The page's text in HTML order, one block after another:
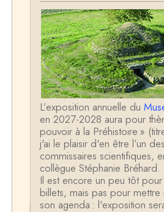
L’exposition annuelle du
en 2027-2028 aura pour
pouvoir à la Préhistoire »
j'ai le plaisir d'en être l’un
commissaires scientifiques,
collègue Stéphanie Bréhard.
Il est encore un peu tôt
billets, mais pas pour mettre
son agenda : l'exposition